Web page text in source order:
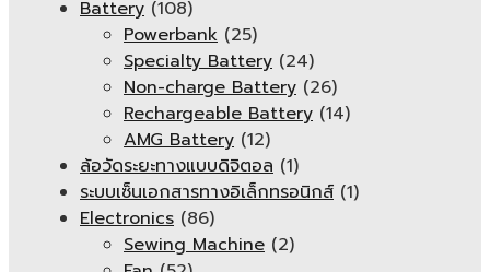
Battery (108)
Powerbank (25)
Specialty Battery (24)
Non-charge Battery (26)
Rechargeable Battery (14)
AMG Battery (12)
ล้อวัดระยะทางแบบดิจิตอล (1)
ระบบเซ็นเอกสารทางอิเล็กทรอนิกส์ (1)
Electronics (86)
Sewing Machine (2)